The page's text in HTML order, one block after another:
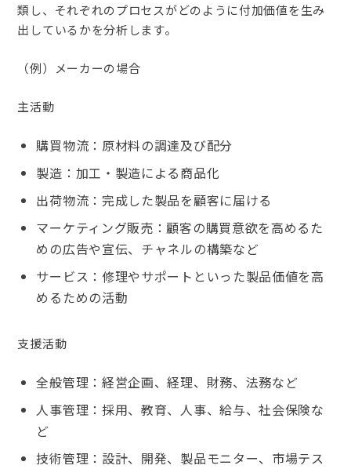
類し、それぞれのプロセスがどのように付加価値を生み
出しているかを分析します。
（例）メーカーの場合
主活動
購買物流：原材料の調達及び配分
製造：加工・製造による商品化
出荷物流：完成した製品を顧客に届ける
マーケティング販売：顧客の購買意欲を高めるた
めの広告や宣伝、チャネルの構築など
サービス：修理やサポートといった製品価値を高
めるための活動
支援活動
全般管理：経営企画、経理、財務、法務など
人事管理：採用、教育、人事、給与、社会保険な
ど
技術管理：設計、開発、製品モニター、市場テス